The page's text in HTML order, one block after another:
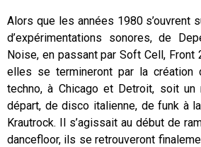
Alors que les années 1980 s’ouvrent
d’expérimentations sonores, de
Noise, en passant par Soft Cell, Front
elles se termineront par la
techno, à Chicago et Detroit, soit un
départ, de disco italienne, de funk à
Krautrock. Il s’agissait au début de
dancefloor, ils se retrouveront